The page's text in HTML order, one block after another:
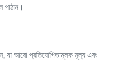
পাঠান।
যা আরো প্রতিযোগিতামূলক মূল্য এবং